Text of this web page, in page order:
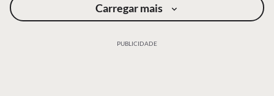
Carregar mais
PUBLICIDADE